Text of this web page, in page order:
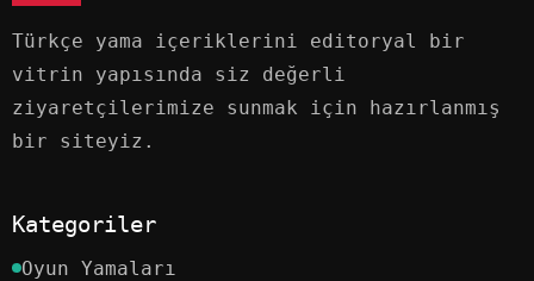
Türkçe yama içeriklerini editoryal bir
vitrin yapısında siz değerli
ziyaretçilerimize sunmak için hazırlanmış
bir siteyiz.
Kategoriler
Oyun Yamaları